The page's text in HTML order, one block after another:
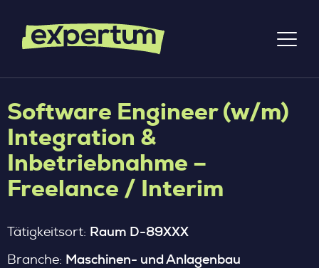
Software Engineer (w/m)
Integration &
Inbetriebnahme –
Freelance / Interim
Tätigkeitsort: Raum D-89XXX
Branche: Maschinen- und Anlagenbau